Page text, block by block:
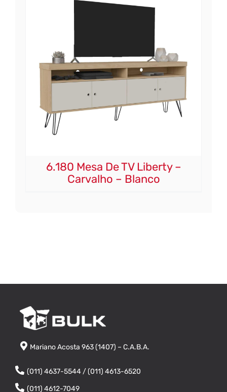
6.180 Mesa De TV Liberty –
Carvalho – Blanco
Mariano Acosta 963 (1407) – C.A.B.A.
(011) 4637-5544 / (011) 4613-6520
(011) 4612-7049